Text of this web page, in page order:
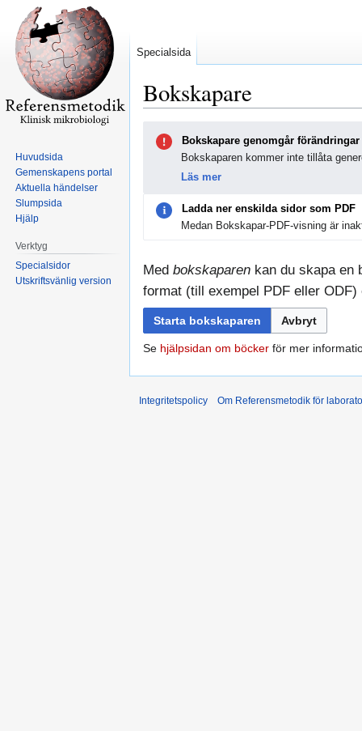
Bokskapare
navigering
Bokskapare genomgår förändringar
Bokskaparen kommer inte tillåta
Läs mer
Ladda ner enskilda sidor som PDF
Medan Bokskapar-PDF-visning är
Med bokskaparen kan du skapa en
format (till exempel PDF eller
Starta bokskaparen Avbryt
Se hjälpsidan om böcker för mer
Specialsida
Huvudsida
Gemenskapens portal
Aktuella händelser
Slumpsida
Hjälp
Verktyg
Specialsidor
Utskriftsvänlig version
Integritetspolicy Om Referensmetodik för